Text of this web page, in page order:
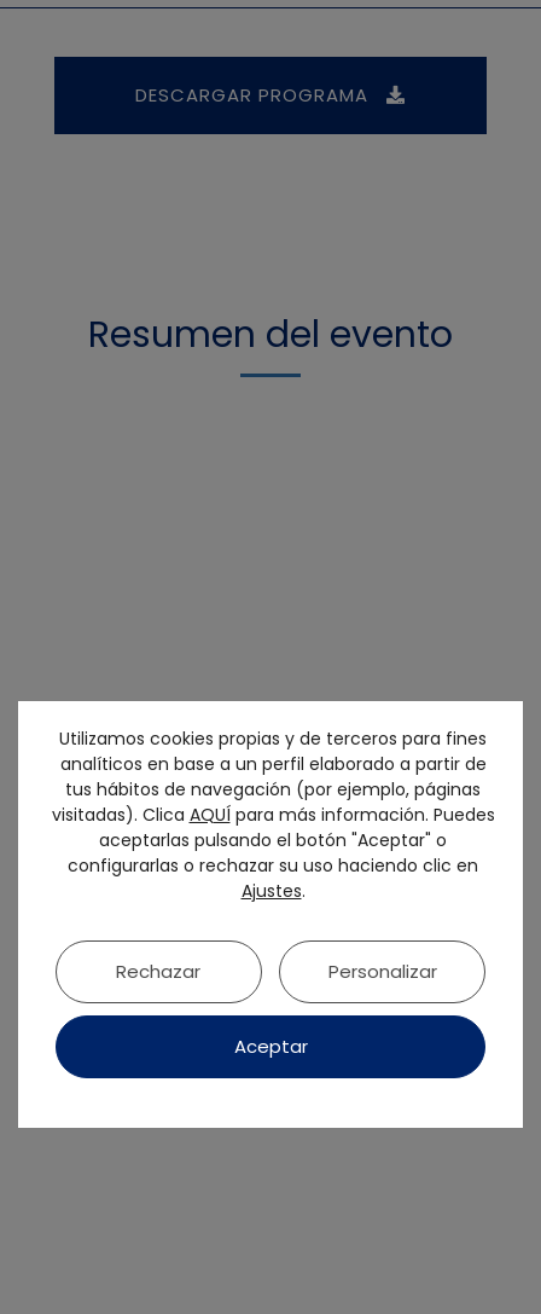
DESCARGAR PROGRAMA
Resumen del evento
Utilizamos cookies propias y de terceros para fines
analíticos en base a un perfil elaborado a partir de
tus hábitos de navegación (por ejemplo, páginas
visitadas). Clica AQUÍ para más información. Puedes
aceptarlas pulsando el botón "Aceptar" o
configurarlas o rechazar su uso haciendo clic en
Ajustes.
Aceptar
Rechazar Personalizar